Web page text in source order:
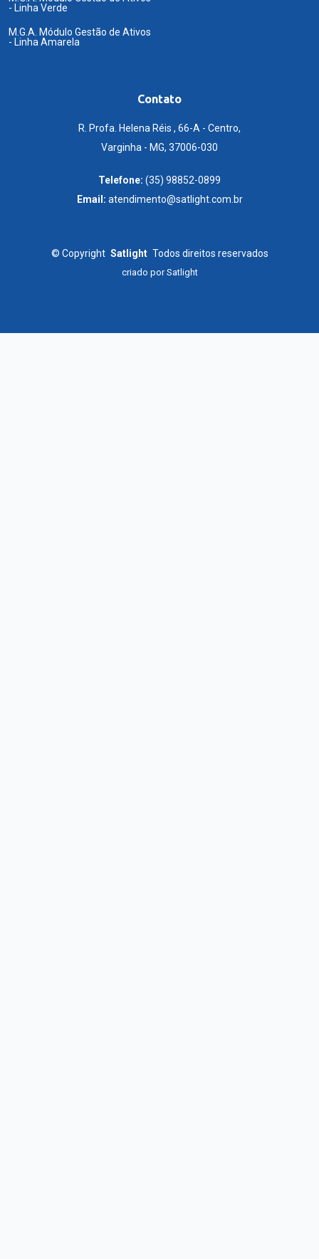
- Linha Verde
M.G.A. Módulo Gestão de Ativos
- Linha Amarela
Contato
R. Profa. Helena Réis , 66-A - Centro,
Varginha - MG, 37006-030
Telefone: (35) 98852-0899
Email: atendimento@satlight.com.br
© Copyright Satlight Todos direitos reservados
criado porSatlight